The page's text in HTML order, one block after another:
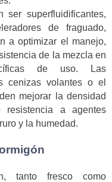
ser superfluidificantes,
de fraguado,
a optimizar el manejo,
de la mezcla en
de uso. Las
cenizas volantes o el
mejorar la densidad
a agentes
y la humedad.
tanto fresco como